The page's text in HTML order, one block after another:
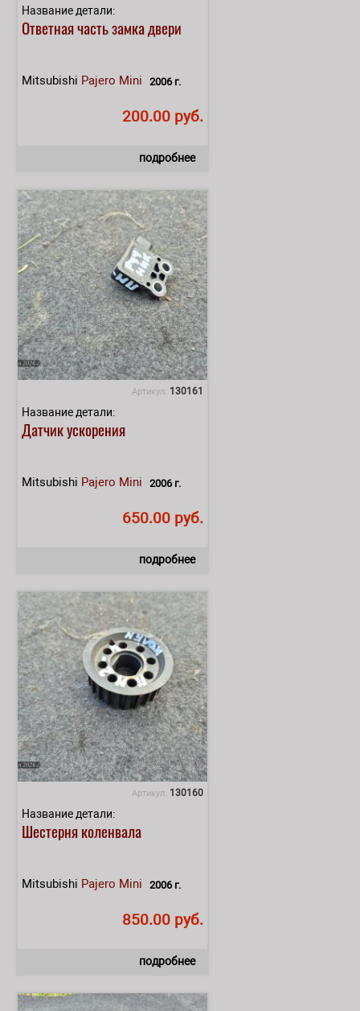
Название детали:
Ответная часть замка двери
Mitsubishi Pajero Mini 2006 г.
200.00 руб.
подробнее
Артикул: 130161
Название детали:
Датчик ускорения
Mitsubishi Pajero Mini 2006 г.
650.00 руб.
подробнее
Артикул: 130160
Название детали:
Шестерня коленвала
Mitsubishi Pajero Mini 2006 г.
850.00 руб.
подробнее